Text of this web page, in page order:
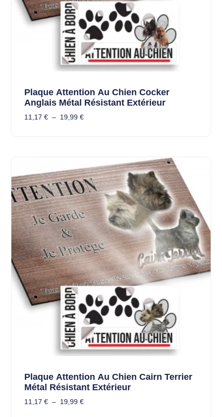
Plaque Attention Au Chien Cocker
Anglais Métal Résistant Extérieur
11,17 € – 19,99 €
Plaque Attention Au Chien Cairn Terrier
Métal Résistant Extérieur
11,17 € – 19,99 €